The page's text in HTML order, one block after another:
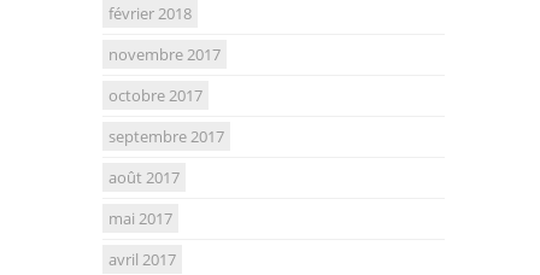
février 2018
novembre 2017
octobre 2017
septembre 2017
août 2017
mai 2017
avril 2017